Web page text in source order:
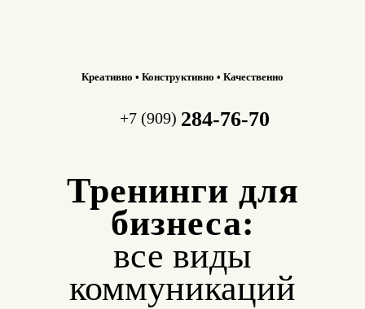
Креативно • Конструктивно • Качественно
+7 (909) 284-76-70
Тренинги для
бизнеса:
все виды
коммуникаций